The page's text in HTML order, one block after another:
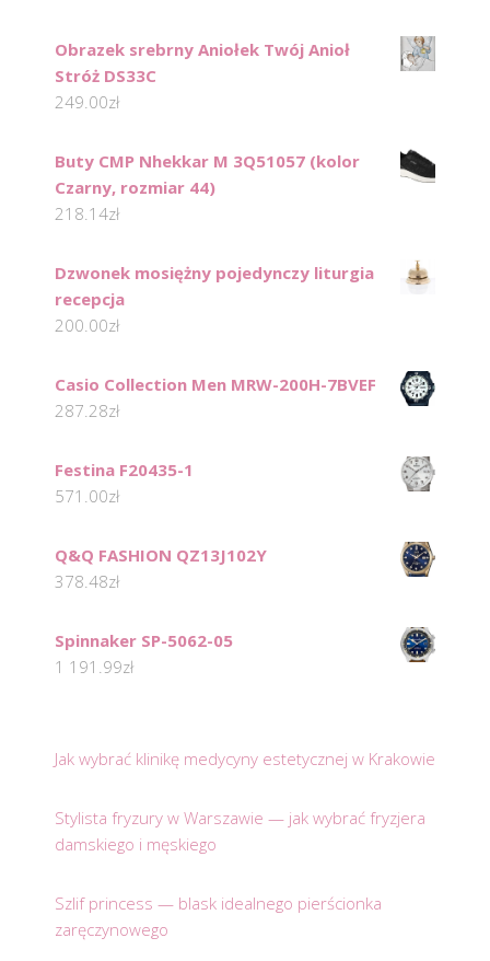
Obrazek srebrny Aniołek Twój Anioł
Stróż DS33C
249.00zł
Buty CMP Nhekkar M 3Q51057 (kolor
Czarny, rozmiar 44)
218.14zł
Dzwonek mosiężny pojedynczy liturgia
recepcja
200.00zł
Casio Collection Men MRW-200H-7BVEF
287.28zł
Festina F20435-1
571.00zł
Q&Q FASHION QZ13J102Y
378.48zł
Spinnaker SP-5062-05
1 191.99zł
Jak wybrać klinikę medycyny estetycznej w Krakowie
Stylista fryzury w Warszawie — jak wybrać fryzjera
damskiego i męskiego
Szlif princess — blask idealnego pierścionka
zaręczynowego